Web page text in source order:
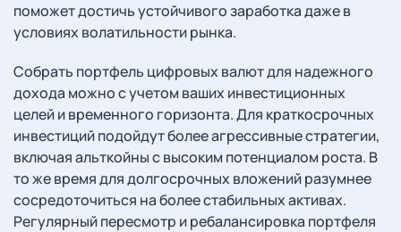
поможет достичь устойчивого заработка даже в
условиях волатильности рынка.
Собрать портфель цифровых валют для надежного
дохода можно с учетом ваших инвестиционных
целей и временного горизонта. Для краткосрочных
инвестиций подойдут более агрессивные стратегии,
включая альткойны с высоким потенциалом роста. В
то же время для долгосрочных вложений разумнее
сосредоточиться на более стабильных активах.
Регулярный пересмотр и ребалансировка портфеля